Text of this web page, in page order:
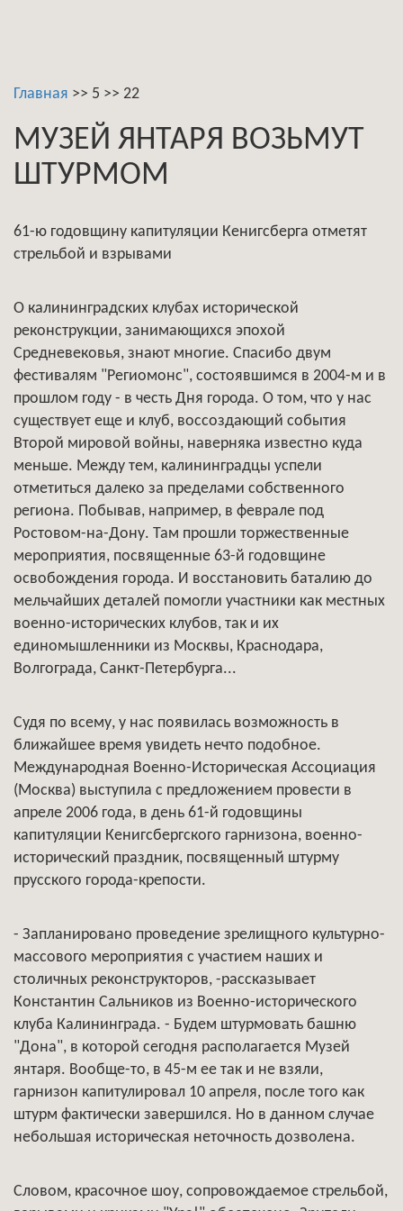
Главная >> 5 >> 22
МУЗЕЙ ЯНТАРЯ ВОЗЬМУТ
ШТУРМОМ
61-ю годовщину капитуляции Кенигсберга отметят
стрельбой и взрывами
О калининградских клубах исторической
реконструкции, занимающихся эпохой
Средневековья, знают многие. Спасибо двум
фестивалям "Региомонс", состоявшимся в 2004-м и в
прошлом году - в честь Дня города. О том, что у нас
существует еще и клуб, воссоздающий события
Второй мировой войны, наверняка известно куда
меньше. Между тем, калининградцы успели
отметиться далеко за пределами собственного
региона. Побывав, например, в феврале под
Ростовом-на-Дону. Там прошли торжественные
мероприятия, посвященные 63-й годовщине
освобождения города. И восстановить баталию до
мельчайших деталей помогли участники как местных
военно-исторических клубов, так и их
единомышленники из Москвы, Краснодара,
Волгограда, Санкт-Петербурга...
Судя по всему, у нас появилась возможность в
ближайшее время увидеть нечто подобное.
Международная Военно-Историческая Ассоциация
(Москва) выступила с предложением провести в
апреле 2006 года, в день 61-й годовщины
капитуляции Кенигсбергского гарнизона, военно-
исторический праздник, посвященный штурму
прусского города-крепости.
- Запланировано проведение зрелищного культурно-
массового мероприятия с участием наших и
столичных реконструкторов, -рассказывает
Константин Сальников из Военно-исторического
клуба Калининграда. - Будем штурмовать башню
"Дона", в которой сегодня располагается Музей
янтаря. Вообще-то, в 45-м ее так и не взяли,
гарнизон капитулировал 10 апреля, после того как
штурм фактически завершился. Но в данном случае
небольшая историческая неточность дозволена.
Словом, красочное шоу, сопровождаемое стрельбой,